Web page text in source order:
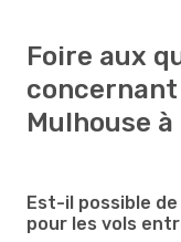
Foire aux
concernant
Mulhouse à
Est-il possible
pour les vols